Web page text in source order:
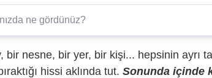
bir nesne, bir yer, bir kişi... hepsinin ayrı
hissi aklında tut. Sonunda içinde